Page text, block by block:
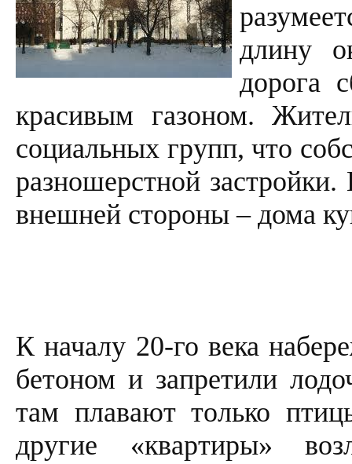
длину
дорога
красивым газоном.
социальных групп, что
разношерстной
внешней стороны – дома
К началу 20-го века
бетоном и запретили
там плавают только
другие «квартиры»